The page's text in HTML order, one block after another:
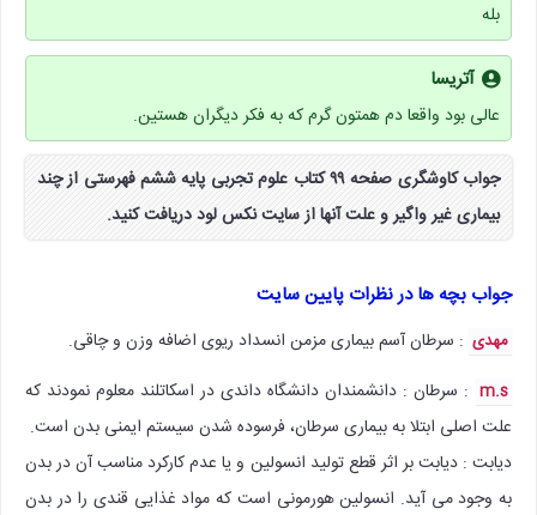
بله
آتریسا
عالی بود واقعا دم همتون گرم که به فکر دیگران هستین.
جواب کاوشگری صفحه ۹۹ کتاب علوم تجربی پایه ششم فهرستی از چند
بیماری غیر واگیر و علت آنها از سایت نکس لود دریافت کنید.
جواب بچه ها در نظرات پایین سایت
مهدی : سرطان آسم بیماری مزمن انسداد ریوی اضافه وزن و چاقی.
m.s : سرطان : دانشمندان دانشگاه داندی در اسکاتلند معلوم نمودند که
علت اصلی ابتلا به بیماری سرطان، فرسوده شدن سیستم ایمنی بدن است.
دیابت : دیابت بر اثر قطع تولید انسولین و یا عدم کارکرد مناسب آن در بدن
به وجود می آید. انسولین هورمونی است که مواد غذایی قندی را در بدن